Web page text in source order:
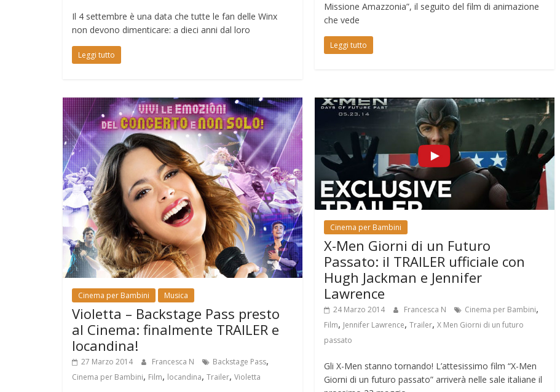
Il 4 settembre è una data che tutte le fan delle Winx
non devono dimenticare: a dieci anni dal loro
Leggi tutto
Missione Amazzonia”, il seguito del film di animazione
che vede
Leggi tutto
Cinema per Bambini Musica
Violetta – Backstage Pass presto
al Cinema: finalmente TRAILER e
locandina!
27 Marzo 2014 Francesca N Backstage Pass,
Cinema per Bambini, Film, locandina, Trailer, Violetta
Cinema per Bambini
X-Men Giorni di un Futuro
Passato: il TRAILER ufficiale con
Hugh Jackman e Jennifer
Lawrence
24 Marzo 2014 Francesca N Cinema per Bambini,
Film, Jennifer Lawrence,Trailer,X Men Giorni di un futuro
passato
Gli X-Men stanno tornando! L’attesissimo film “X-Men
Giorni di un futuro passato” arriverà nelle sale italiane il